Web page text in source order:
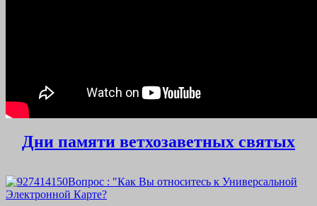
Дни памяти ветхозаветных святых
Вопрос : "Как Вы относитесь к Универсальной
Электронной Карте?